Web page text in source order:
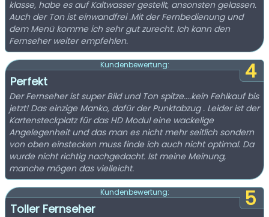
klasse, habe es auf Kaltwasser gestellt, ansonsten gelassen.
Auch der Ton ist einwandfrei .Mit der Fernbedienung und
dem Menü komme ich sehr gut zurecht. Ich kann den
Fernseher weiter empfehlen.
4
Kundenbewertung:
Perfekt
Der Fernseher ist super Bild und Ton spitze....kein Fehlkauf bis
jetzt! Das einzige Manko, dafür der Punktabzug . Leider ist der
Kartensteckplatz für das HD Modul eine wackelige
Angelegenheit und das man es nicht mehr seitlich sondern
von oben einstecken muss finde ich auch nicht optimal. Da
wurde nicht richtig nachgedacht. Ist meine Meinung,
manche mögen das vielleicht.
5
Kundenbewertung:
Toller Fernseher